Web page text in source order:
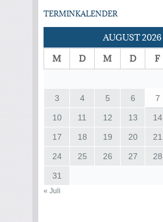
TERMINKALENDER
AUGUST 2026
M
D M D F
3 4 5 6 7
10 11 12 13 14
17 18 19 20 21
24 25 26 27 28
31
« Juli